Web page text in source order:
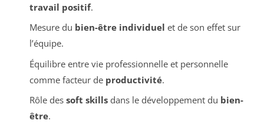
travail positif.
Mesure du bien-être individuel et de son effet sur
l’équipe.
Équilibre entre vie professionnelle et personnelle
comme facteur de productivité.
Rôle des soft skillsdans le développement du bien-
être.